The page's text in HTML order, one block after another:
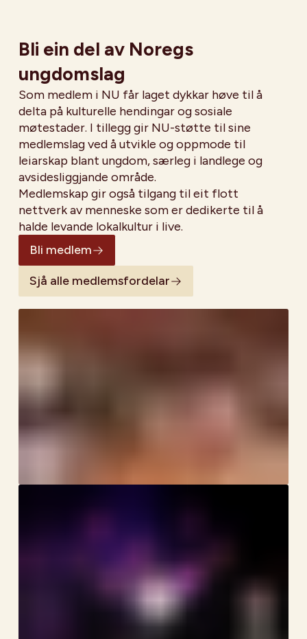
Bli ein del av Noregs
ungdomslag
Som medlem i NU får laget dykkar høve til å
delta på kulturelle hendingar og sosiale
møtestader. I tillegg gir NU-støtte til sine
medlemslag ved å utvikle og oppmode til
leiarskap blant ungdom, særleg i landlege og
avsidesliggjande område.
Medlemskap gir også tilgang til eit flott
nettverk av menneske som er dedikerte til å
halde levande lokalkultur i live.
Bli medlem
Sjå alle medlemsfordelar